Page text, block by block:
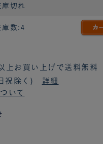
切れ
庫数:4
いて
上お買い上げで送料無料
祝除く) 詳細